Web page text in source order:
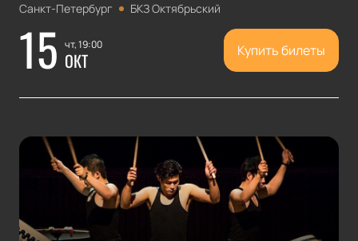
Санкт-Петербург БКЗ Октябрьский
15 чт, 19:00
ОКТ Купить билеты